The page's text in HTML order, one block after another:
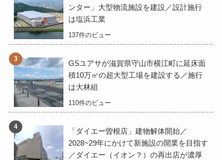
ンター」大型物流施設を建設／設計施行
は塩浜工業
137件のビュー
GSユアサが滋賀県守山市横江町に延床面
積10万㎡の超大型工場を建設する／施行
は大林組
110件のビュー
「ダイエー曽根店」建物解体開始／
2028~29年にかけて新施設の開業を目指す
／ダイエー（イオン？）の再出店が濃厚